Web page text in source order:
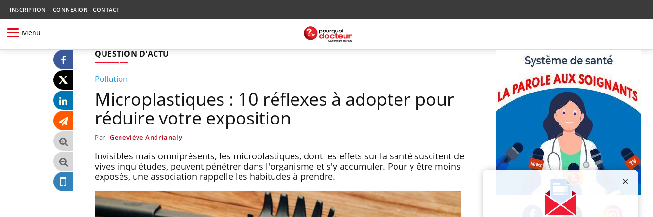
INSCRIPTION CONNEXION CONTACT
Menu
QUESTION D'ACTU
Pollution
Microplastiques : 10 réflexes à adopter pour
réduire votre exposition
Par Geneviève Andrianaly
Invisibles mais omniprésents, les microplastiques, dont les effets sur la santé suscitent de
vives inquiétudes, peuvent pénétrer dans l'organisme et s'y accumuler. Pour y être moins
exposés, une association rappelle les habitudes à prendre.